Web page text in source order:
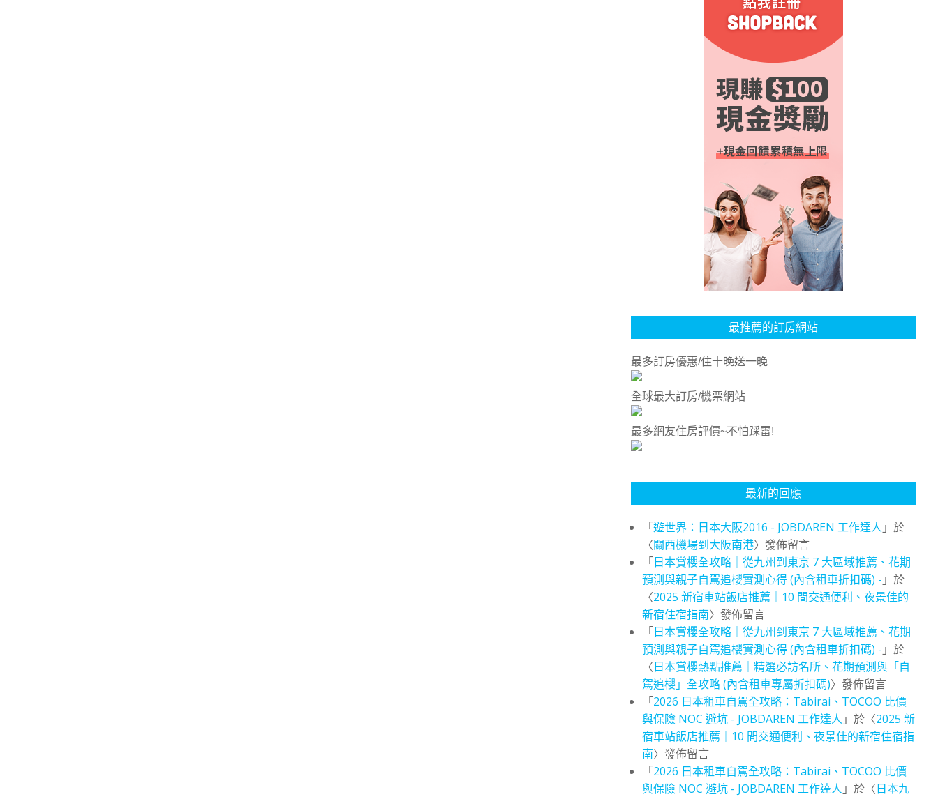
最推薦的訂房網站
最多訂房優惠/住十晚送一晚
全球最大訂房/機票網站
最多網友住房評價~不怕踩雷!
最新的回應
「遊世界：日本大阪2016 - JOBDAREN 工作達人 」於
〈關西機場到大阪南港〉發佈留言
「日本賞櫻全攻略｜從九州到東京 7 大區域推薦、花期
預測與親子自駕追櫻實測心得 (內含租車折扣碼) - 」於
〈2025 新宿車站飯店推薦｜10 間交通便利、夜景佳的
新宿住宿指南〉發佈留言
「日本賞櫻全攻略｜從九州到東京 7 大區域推薦、花期
預測與親子自駕追櫻實測心得 (內含租車折扣碼) - 」於
〈日本賞櫻熱點推薦｜精選必訪名所、花期預測與「自
駕追櫻」全攻略 (內含租車專屬折扣碼)〉發佈留言
「2026 日本租車自駕全攻略：Tabirai、TOCOO 比價
與保險 NOC 避坑 - JOBDAREN 工作達人 」於〈2025 新
宿車站飯店推薦｜10 間交通便利、夜景佳的新宿住宿指
南〉發佈留言
「2026 日本租車自駕全攻略：Tabirai、TOCOO 比價
與保險 NOC 避坑 - JOBDAREN 工作達人 」於〈日本九